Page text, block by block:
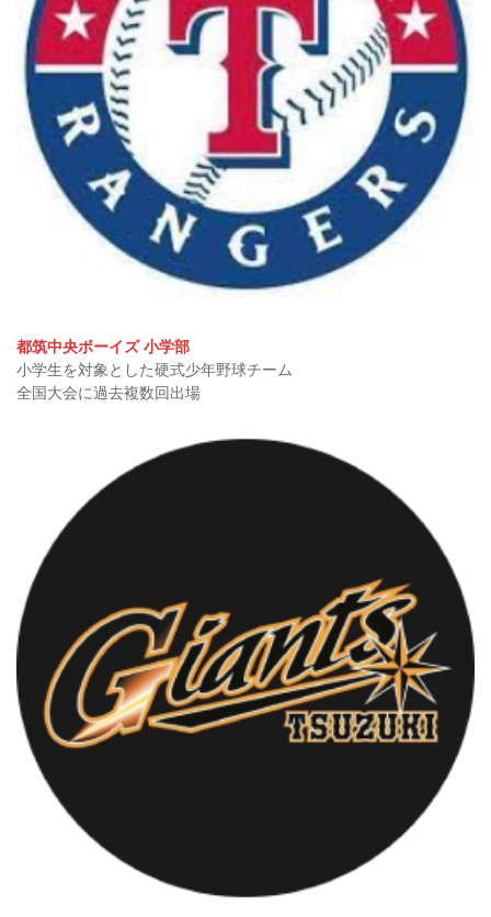
都筑中央ボーイズ 小学部
小学生を対象とした硬式少年野球チーム
全国大会に過去複数回出場